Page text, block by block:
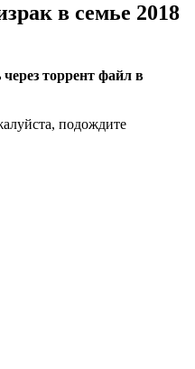
в семье 2018
торрент файл в
подождите